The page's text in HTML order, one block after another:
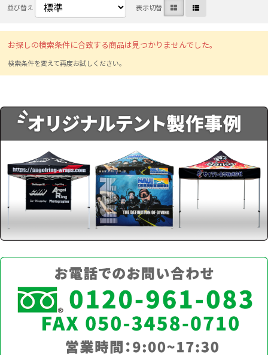
並び替え 表示切替
お探しの検索条件に合致する商品は見つかりませんでした。